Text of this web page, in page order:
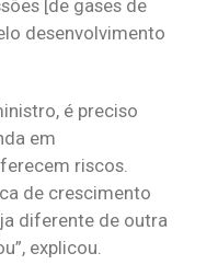
[de gases de
desenvolvimento
é preciso
em
riscos.
de crescimento
diferente de outra
explicou.